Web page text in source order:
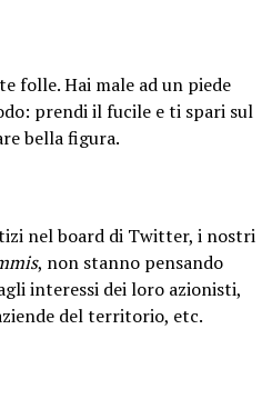
folle. Hai male ad un piede
prendi il fucile e ti spari sul
bella figura.
nel board di Twitter, i nostri
, non stanno pensando
interessi dei loro azionisti,
del territorio, etc.